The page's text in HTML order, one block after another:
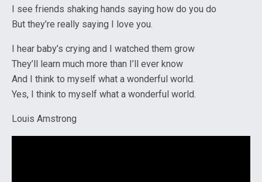
I see friends shaking hands saying how do you do
But they’re really saying I love you.
I hear baby’s crying and I watched them grow
They’ll learn much more than I’ll ever know
And I think to myself what a wonderful world.
Yes, I think to myself what a wonderful world.
Louis Amstrong